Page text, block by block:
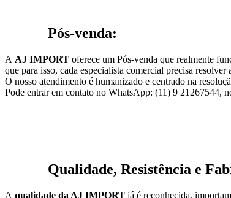
Pós-venda:
A AJ IMPORT oferece um Pós-venda que realmente
que para isso, cada especialista comercial precisa resolver
O nosso atendimento é humanizado e centrado na
Pode entrar em contato no WhatsApp: (11) 9 21267544,
Qualidade, Resistência e
A qualidade da AJ IMPORT já é reconhecida,